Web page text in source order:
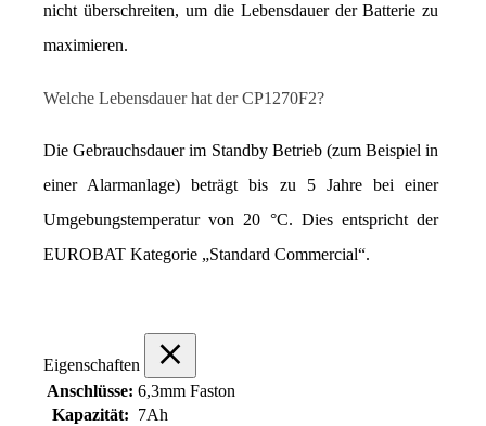
nicht überschreiten, um die Lebensdauer der Batterie zu
maximieren.
Welche Lebensdauer hat der CP1270F2?
Die Gebrauchsdauer im Standby Betrieb (zum Beispiel in
einer Alarmanlage) beträgt bis zu 5 Jahre bei einer
Umgebungstemperatur von 20 °C. Dies entspricht der
EUROBAT Kategorie „Standard Commercial“.
Eigenschaften
Anschlüsse: 6,3mm Faston
Kapazität: 7Ah